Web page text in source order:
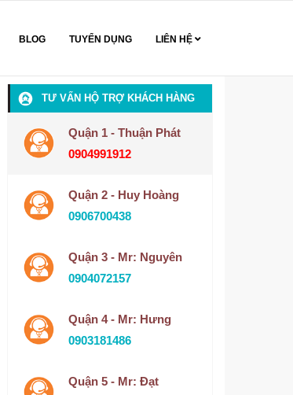
BLOG TUYỂN DỤNG LIÊN HỆ
TƯ VẤN HỘ TRỢ KHÁCH HÀNG
Quận 1 - Thuận Phát
0904991912
Quận 2 - Huy Hoàng
0906700438
Quận 3 - Mr: Nguyên
0904072157
Quận 4 - Mr: Hưng
0903181486
Quận 5 - Mr: Đạt